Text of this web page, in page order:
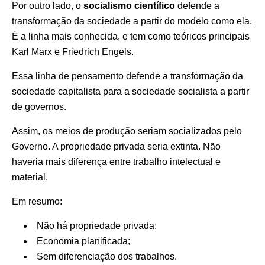
Por outro lado, o socialismo científico defende a
transformação da sociedade a partir do modelo como ela.
É a linha mais conhecida, e tem como teóricos principais
Karl Marx e Friedrich Engels.
Essa linha de pensamento defende a transformação da
sociedade capitalista para a sociedade socialista a partir
de governos.
Assim, os meios de produção seriam socializados pelo
Governo. A propriedade privada seria extinta. Não
haveria mais diferença entre trabalho intelectual e
material.
Em resumo:
Não há propriedade privada;
Economia planificada;
Sem diferenciação dos trabalhos.